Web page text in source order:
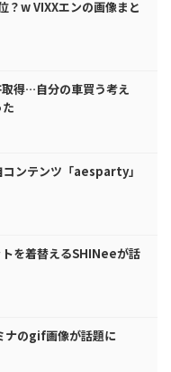
w VIXXエンの画像まと
得…自分の車買う考え
ンテンツ「aesparty」
を着替えるSHINeeが話
ナのgif画像が話題に